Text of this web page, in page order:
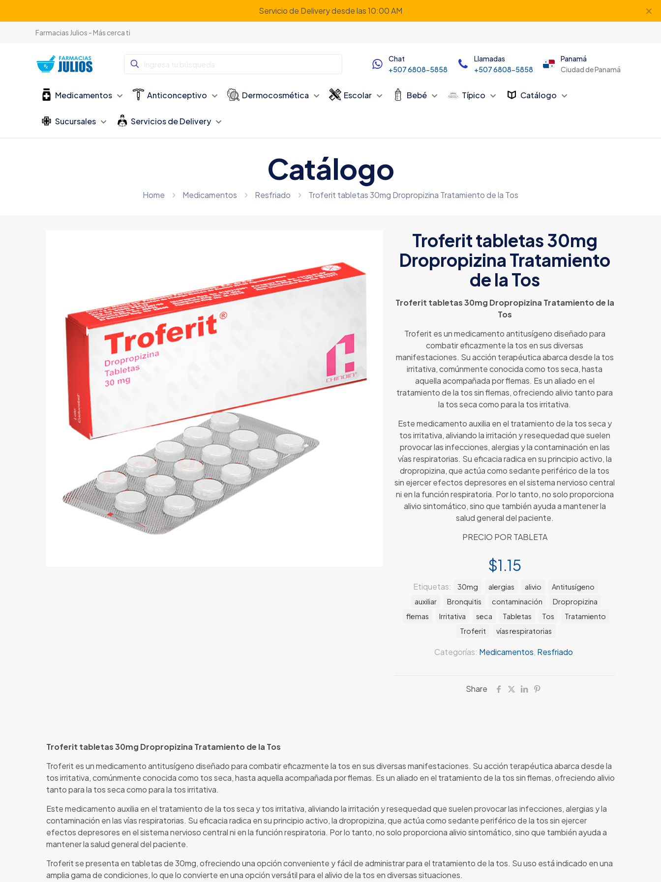
Servicio de Delivery desde las 10:00 AM ✕
Farmacias Julios - Más cerca ti
Chat
+507 6808-5858
Llamadas
+507 6808-5858
Panamá
Ciudad de Panamá
Medicamentos Anticonceptivo Dermocosmética Escolar Bebé Típico Catálogo
Sucursales Servicios de Delivery
Catálogo
Home Medicamentos Resfriado Troferit tabletas 30mg Dropropizina Tratamiento de la Tos
Troferit tabletas 30mg
Dropropizina Tratamiento
de la Tos
Troferit tabletas 30mg Dropropizina Tratamiento de la
Tos
Troferit es un medicamento antitusígeno diseñado para
combatir eficazmente la tos en sus diversas
manifestaciones. Su acción terapéutica abarca desde la tos
irritativa, comúnmente conocida como tos seca, hasta
aquella acompañada por flemas. Es un aliado en el
tratamiento de la tos sin flemas, ofreciendo alivio tanto para
la tos seca como para la tos irritativa.
Este medicamento auxilia en el tratamiento de la tos seca y
tos irritativa, aliviando la irritación y resequedad que suelen
provocar las infecciones, alergias y la contaminación en las
vías respiratorias. Su eficacia radica en su principio activo, la
dropropizina, que actúa como sedante periférico de la tos
sin ejercer efectos depresores en el sistema nervioso central
ni en la función respiratoria. Por lo tanto, no solo proporciona
alivio sintomático, sino que también ayuda a mantener la
salud general del paciente.
PRECIO POR TABLETA
$1.15
Categorías: Medicamentos Resfriado
Etiquetas: 30mg alergias alivio
Antitusígeno
auxiliar
Bronquitis contaminación
Dropropizina
flemas
Irritativa seca Tabletas Tos
Tratamiento
Troferit
vías respiratorias
Share
Troferit tabletas 30mg Dropropizina Tratamiento de la Tos
Troferit es un medicamento antitusígeno diseñado para combatir eficazmente la tos en sus diversas manifestaciones. Su acción terapéutica abarca desde la
tos irritativa, comúnmente conocida como tos seca, hasta aquella acompañada por flemas. Es un aliado en el tratamiento de la tos sin flemas, ofreciendo alivio
tanto para la tos seca como para la tos irritativa.
Este medicamento auxilia en el tratamiento de la tos seca y tos irritativa, aliviando la irritación y resequedad que suelen provocar las infecciones, alergias y la
contaminación en las vías respiratorias. Su eficacia radica en su principio activo, la dropropizina, que actúa como sedante periférico de la tos sin ejercer
efectos depresores en el sistema nervioso central ni en la función respiratoria. Por lo tanto, no solo proporciona alivio sintomático, sino que también ayuda a
mantener la salud general del paciente.
Troferit se presenta en tabletas de 30mg, ofreciendo una opción conveniente y fácil de administrar para el tratamiento de la tos. Su uso está indicado en una
amplia gama de condiciones, lo que lo convierte en una opción versátil para el alivio de la tos en diversas situaciones.